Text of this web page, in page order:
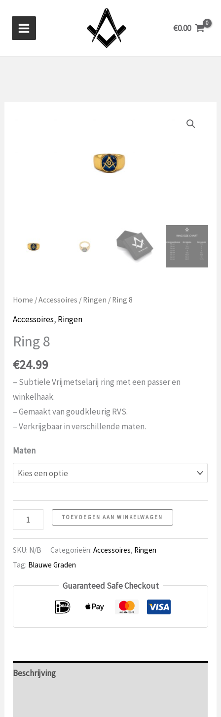
€0.00
Home /Accessoires / Ringen / Ring 8
Accessoires, Ringen
Ring 8
€24.99
– Subtiele Vrijmetselarij ring met een passer en
winkelhaak.
– Gemaakt van goudkleurig RVS.
– Verkrijgbaar in verschillende maten.
Maten
Ring
8
aantal
TOEVOEGEN AAN WINKELWAGEN
SKU: N/B Categorieën:Accessoires, Ringen
Tag: Blauwe Graden
Guaranteed Safe Checkout
Beschrijving